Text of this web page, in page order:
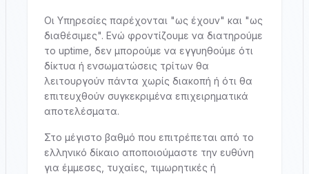
Οι Υπηρεσίες παρέχονται "ως έχουν" και "ως
διαθέσιμες". Ενώ φροντίζουμε να διατηρούμε
το uptime, δεν μπορούμε να εγγυηθούμε ότι
δίκτυα ή ενσωματώσεις τρίτων θα
λειτουργούν πάντα χωρίς διακοπή ή ότι θα
επιτευχθούν συγκεκριμένα επιχειρηματικά
αποτελέσματα.
Στο μέγιστο βαθμό που επιτρέπεται από το
ελληνικό δίκαιο αποποιούμαστε την ευθύνη
για έμμεσες, τυχαίες, τιμωρητικές ή